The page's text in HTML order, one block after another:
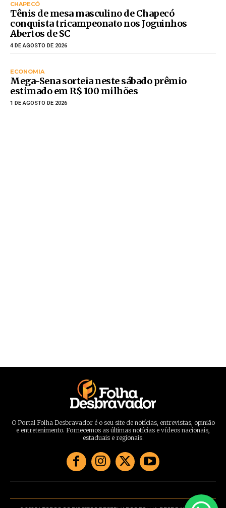
CHAPECÓ
Tênis de mesa masculino de Chapecó
conquista tricampeonato nos Joguinhos
Abertos de SC
4 DE AGOSTO DE 2026
ECONOMIA
Mega-Sena sorteia neste sábado prêmio
estimado em R$ 100 milhões
1 DE AGOSTO DE 2026
O Portal Folha Desbravador é o seu site de notícias, entrevistas, opinião
e entretenimento. Fornecemos as últimas notícias e vídeos nacionais,
estaduais e regionais.